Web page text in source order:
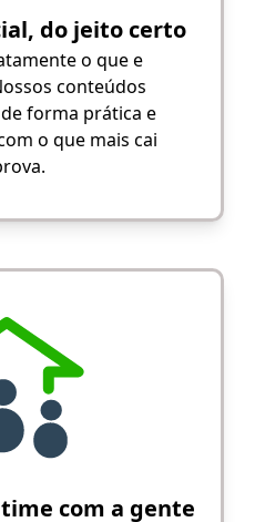
do jeito certo
o que e
conteúdos
forma prática e
o que mais cai
com a gente